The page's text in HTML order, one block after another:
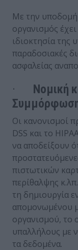
Με την υποδομή
οργανισμός
ιδιοκτησία της
παραδοσιακές
ασφαλείας
· Νομική
Οι κανονισμοί
DSS και το
να αποδείξουν
πιστωτικών
περίθαλψης
τη δημιουργία
απομονωμένου
οργανισμού, το
υπαλλήλους με
τα δεδομένα.